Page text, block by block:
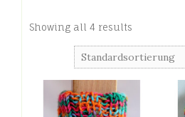
Showing all 4 results